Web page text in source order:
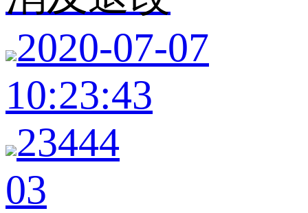
2020-07-07
10:23:43
23444
03